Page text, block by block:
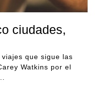
ciudades,
que sigue las
Watkins por el